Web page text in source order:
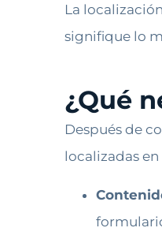
La
signifique lo
¿Qué
Después de
localizadas en